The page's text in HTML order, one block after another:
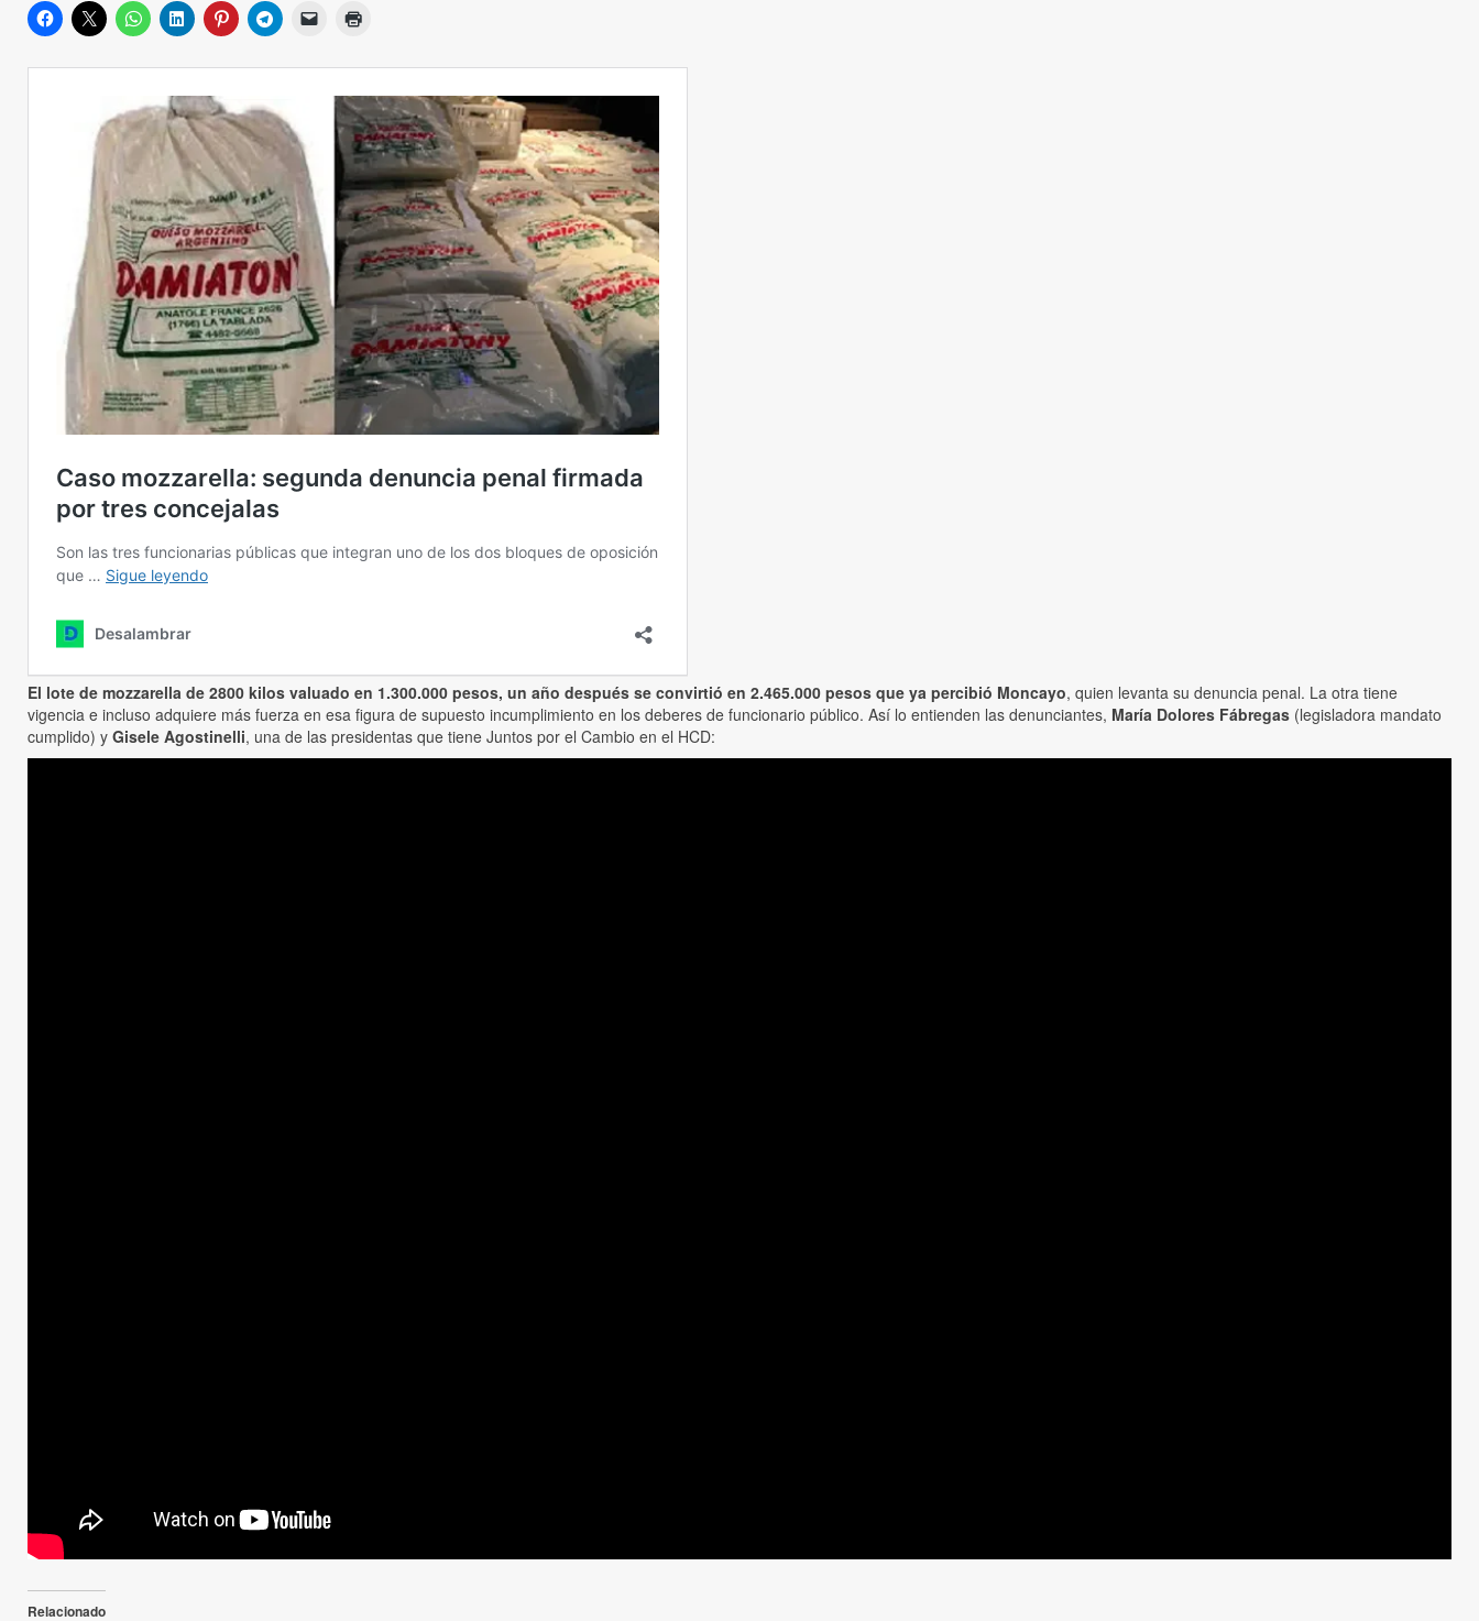
El lote de mozzarella de 2800 kilos valuado en 1.300.000 pesos, un año después se convirtió en 2.465.000 pesos que ya percibió Moncayo, quien levanta su denuncia penal. La otra tiene
vigencia e incluso adquiere más fuerza en esa figura de supuesto incumplimiento en los deberes de funcionario público. Así lo entienden las denunciantes, María Dolores Fábregas (legisladora mandato
cumplido) y Gisele Agostinelli, una de las presidentas que tiene Juntos por el Cambio en el HCD:
Relacionado